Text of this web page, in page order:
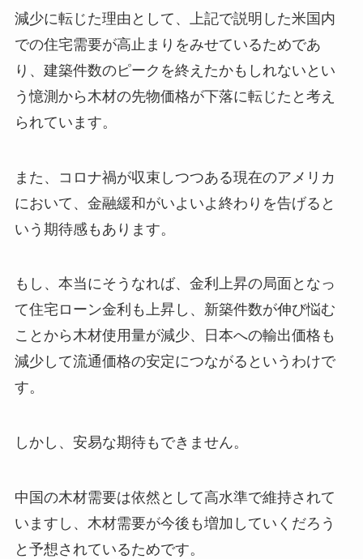
減少に転じた理由として、上記で説明した米国内
での住宅需要が高止まりをみせているためであ
り、建築件数のピークを終えたかもしれないとい
う憶測から木材の先物価格が下落に転じたと考え
られています。
また、コロナ禍が収束しつつある現在のアメリカ
において、金融緩和がいよいよ終わりを告げると
いう期待感もあります。
もし、本当にそうなれば、金利上昇の局面となっ
て住宅ローン金利も上昇し、新築件数が伸び悩む
ことから木材使用量が減少、日本への輸出価格も
減少して流通価格の安定につながるというわけで
す。
しかし、安易な期待もできません。
中国の木材需要は依然として高水準で維持されて
いますし、木材需要が今後も増加していくだろう
と予想されているためです。